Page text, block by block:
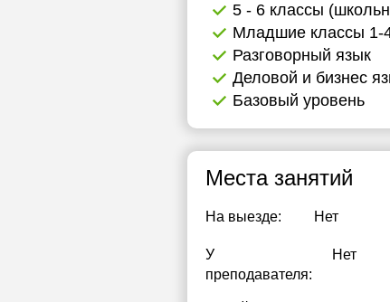
5 - 6 классы
Младшие классы 1-
Разговорный язык
Деловой и бизнес
Базовый уровень
Места занятий
На выезде: Нет
У
преподавателя:
Нет